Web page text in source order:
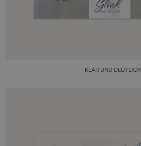
KLAR UND DEUTLICH